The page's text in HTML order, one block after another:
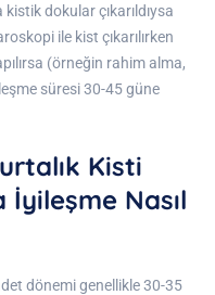
dokular çıkarıldıysa
ile kist çıkarılırken
(örneğin rahim alma,
süresi 30-45 güne
Kisti
İyileşme Nasıl
dönemi genellikle 30-35